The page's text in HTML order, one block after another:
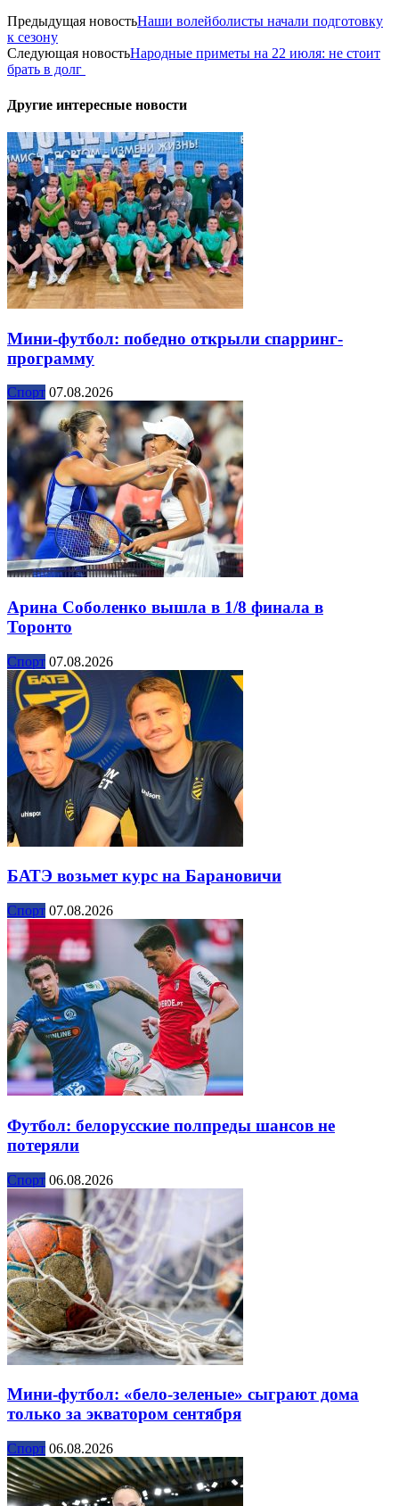
Предыдущая новостьНаши волейболисты начали подготовку
к сезону
Следующая новостьНародные приметы на 22 июля: не стоит
брать в долг
Другие интересные новости
Мини-футбол: победно открыли спарринг-
программу
Спорт 07.08.2026
Арина Соболенко вышла в 1/8 финала в
Торонто
Спорт 07.08.2026
БАТЭ возьмет курс на Барановичи
Спорт 07.08.2026
Футбол: белорусские полпреды шансов не
потеряли
Спорт 06.08.2026
Мини-футбол: «бело-зеленые» сыграют дома
только за экватором сентября
Спорт 06.08.2026